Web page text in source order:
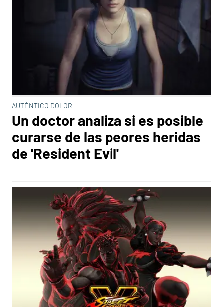
AUTÉNTICO DOLOR
Un doctor analiza si es posible
curarse de las peores heridas
de 'Resident Evil'